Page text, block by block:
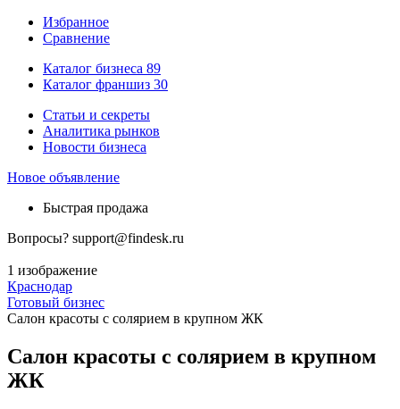
Избранное
Сравнение
Каталог бизнеса 89
Каталог франшиз 30
Статьи и секреты
Аналитика рынков
Новости бизнеса
Новое объявление
Быстрая продажа
Вопросы? support@findesk.ru
1 изображение
Краснодар
Готовый бизнес
Салон красоты с солярием в крупном ЖК
Салон красоты с солярием в крупном
ЖК